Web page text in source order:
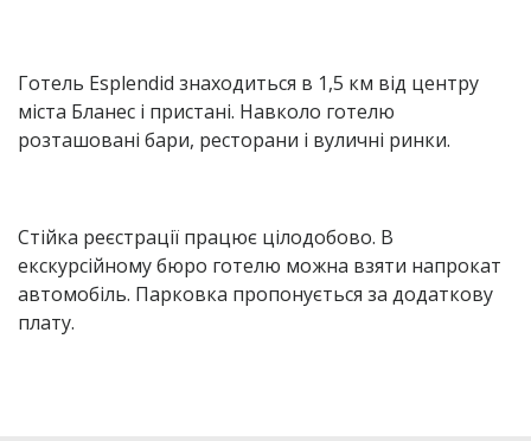
Готель Esplendid знаходиться в 1,5 км від центру
міста Бланес і пристані. Навколо готелю
розташовані бари, ресторани і вуличні ринки.
Стійка реєстрації працює цілодобово. В
екскурсійному бюро готелю можна взяти напрокат
автомобіль. Парковка пропонується за додаткову
плату.